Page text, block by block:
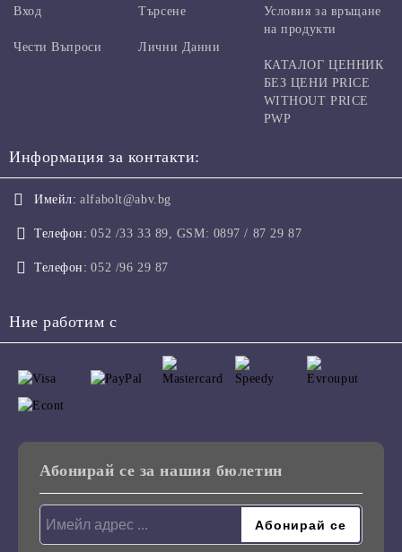
Вход
Чести Въпроси
Търсене
Лични Данни
Условия за връщане
на продукти
КАТАЛОГ ЦЕННИК
БЕЗ ЦЕНИ PRICE
WITHOUT PRICE
PWP
Информация за контакти:
Имейл: alfabolt@abv.bg
Телефон: 052 /33 33 89, GSM: 0897 / 87 29 87
Телефон: 052 /96 29 87
Ние работим с
Абонирай се за нашия бюлетин